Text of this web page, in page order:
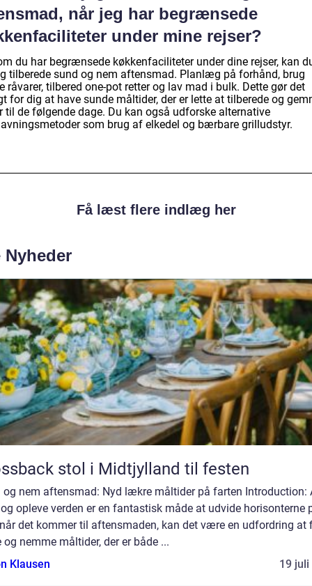
når jeg har begrænsede
under mine rejser?
du har begrænsede køkkenfaciliteter under dine rejser, kan
tilberede sund og nem aftensmad. Planlæg på forhånd, brug
råvarer, tilbered one-pot retter og lav mad i bulk. Dette gør det
for dig at have sunde måltider, der er lette at tilberede og
til de følgende dage. Du kan også udforske alternative
som brug af elkedel og bærbare grilludstyr.
Få læst flere indlæg her
Nyheder
stol i Midtjylland til festen
og nem aftensmad: Nyd lækre måltider på farten Introduction:
opleve verden er en fantastisk måde at udvide horisonterne
det kommer til aftensmaden, kan det være en udfordring at
og nemme måltider, der er både ...
Klausen
19 juli